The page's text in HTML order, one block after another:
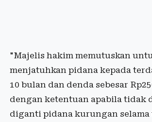
"Majelis hakim memutuskan
menjatuhkan pidana kepada
10 bulan dan denda sebesar
dengan ketentuan apabila tidak
diganti pidana kurungan